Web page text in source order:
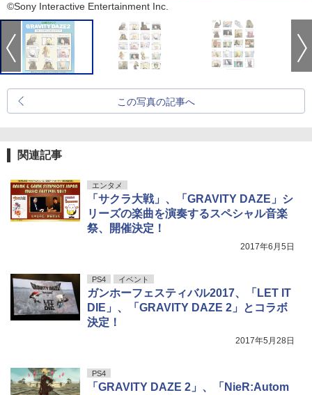
©Sony Interactive Entertainment Inc.
この写真の記事へ
関連記事
エンタメ
「サクラ大戦」、「GRAVITY DAZE」シ
リーズの楽曲を演奏するスペシャル音楽
祭、開催決定！
2017年6月5日
PS4 イベント
ガンホーフェスティバル2017、「LET IT
DIE」、「GRAVITY DAZE 2」とコラボ
決定！
2017年5月28日
PS4
「GRAVITY DAZE 2」、「NieR:Autom